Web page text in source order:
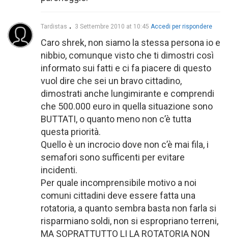
Tardistas 3 Settembre 2010 at 10:45 Accedi per rispondere
Caro shrek, non siamo la stessa persona io e
nibbio, comunque visto che ti dimostri così
informato sui fatti e ci fa piacere di questo
vuol dire che sei un bravo cittadino,
dimostrati anche lungimirante e comprendi
che 500.000 euro in quella situazione sono
BUTTATI, o quanto meno non c’è tutta
questa priorità.
Quello è un incrocio dove non c’è mai fila, i
semafori sono sufficenti per evitare
incidenti.
Per quale incomprensibile motivo a noi
comuni cittadini deve essere fatta una
rotatoria, a quanto sembra basta non farla si
risparmiano soldi, non si espropriano terreni,
MA SOPRATTUTTO LI LA ROTATORIA NON